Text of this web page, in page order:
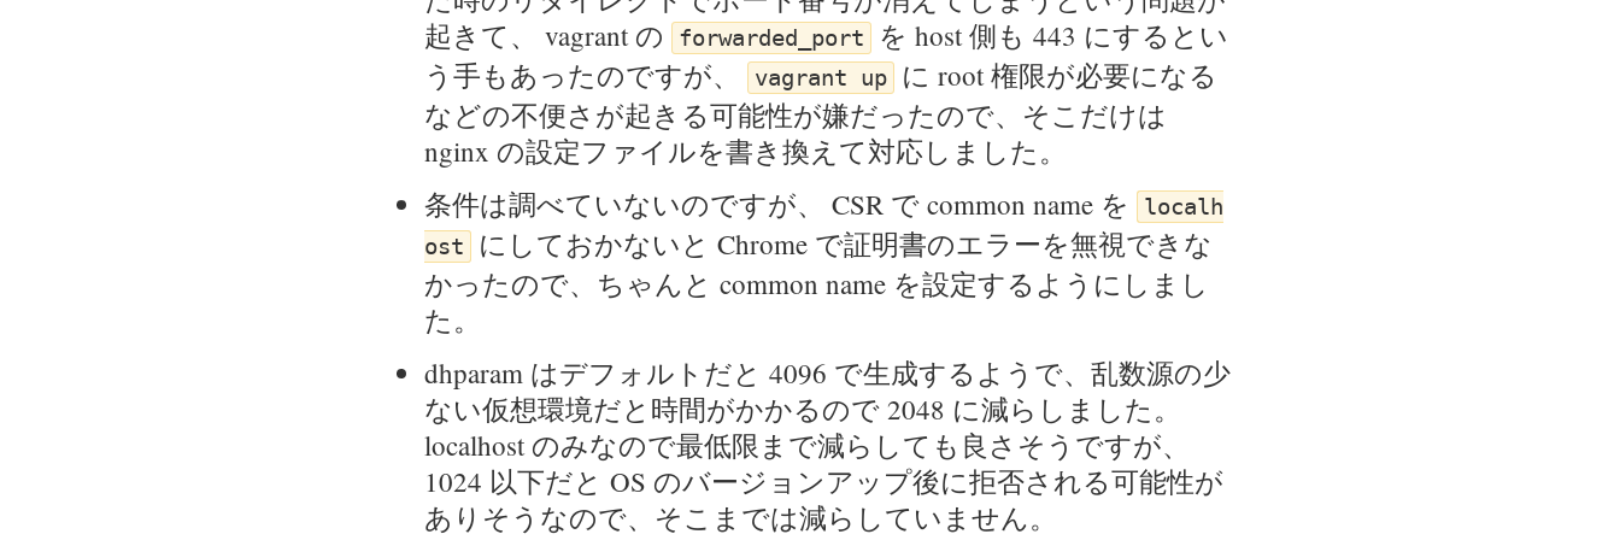
起きて、 vagrant の
forwarded_port
を host 側も 443 にするとい
う手もあったのですが、
vagrant up
に root 権限が必要になる
などの不便さが起きる可能性が嫌だったので、そこだけは
nginx の設定ファイルを書き換えて対応しました。
条件は調べていないのですが、 CSR で common name を
localh
ost
にしておかないと Chrome で証明書のエラーを無視できな
かったので、ちゃんと common name を設定するようにしまし
た。
dhparam はデフォルトだと 4096 で生成するようで、乱数源の少
ない仮想環境だと時間がかかるので 2048 に減らしました。
localhost のみなので最低限まで減らしても良さそうですが、
1024 以下だと OS のバージョンアップ後に拒否される可能性が
ありそうなので、そこまでは減らしていません。